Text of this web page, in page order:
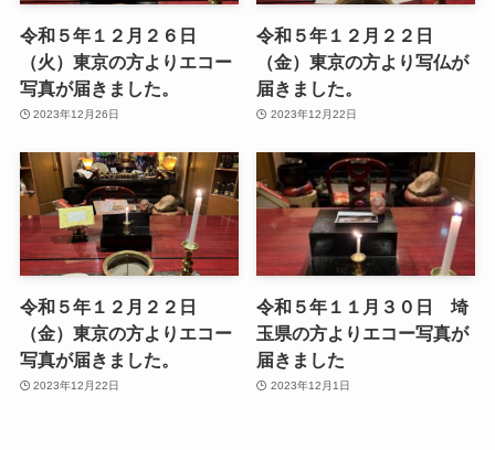
令和５年１２月２６日
（火）東京の方よりエコー
写真が届きました。
2023年12月26日
令和５年１２月２２日
（金）東京の方より写仏が
届きました。
2023年12月22日
令和５年１２月２２日
（金）東京の方よりエコー
写真が届きました。
2023年12月22日
令和５年１１月３０日 埼
玉県の方よりエコー写真が
届きました
2023年12月1日